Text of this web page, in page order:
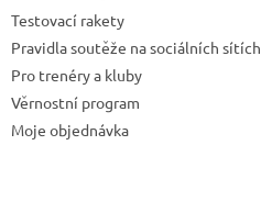
Testovací rakety
Pravidla soutěže na sociálních sítích
Pro trenéry a kluby
Věrnostní program
Moje objednávka